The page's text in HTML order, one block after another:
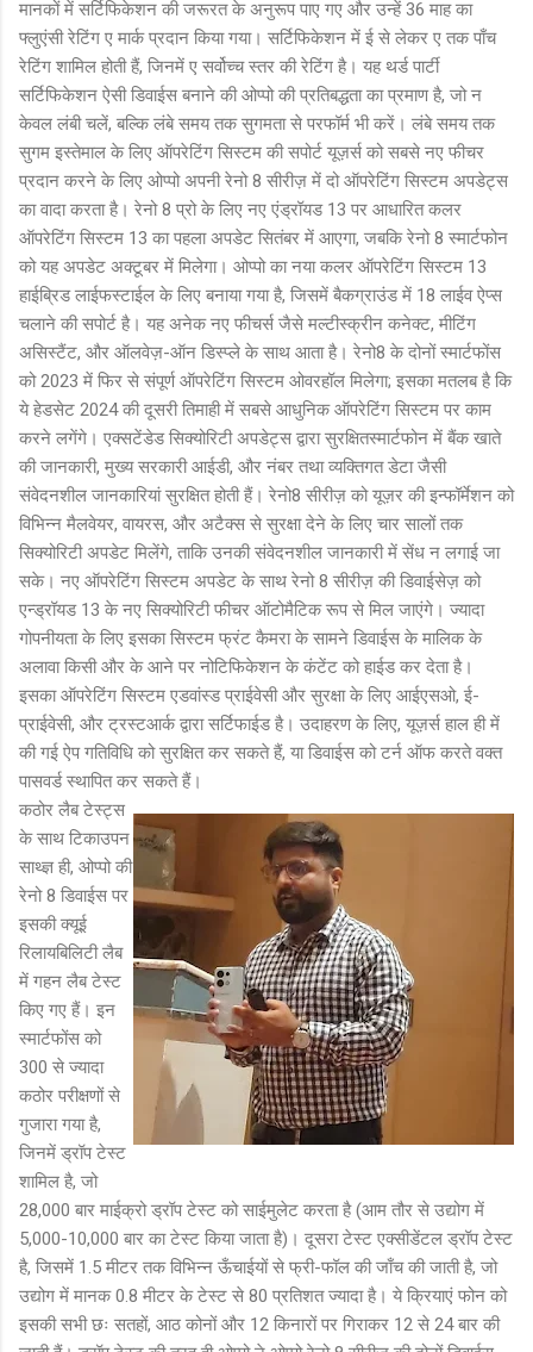
मानकों में सर्टिफिकेशन की जरूरत के अनुरूप पाए गए और उन्हें 36 माह का
फ्लुएंसी रेटिंग ए मार्क प्रदान किया गया। सर्टिफिकेशन में ई से लेकर ए तक पाँच
रेटिंग शामिल होती हैं, जिनमें ए सर्वोच्च स्तर की रेटिंग है। यह थर्ड पार्टी
सर्टिफिकेशन ऐसी डिवाईस बनाने की ओप्पो की प्रतिबद्धता का प्रमाण है, जो न
केवल लंबी चलें, बल्कि लंबे समय तक सुगमता से परफॉर्म भी करें। लंबे समय तक
सुगम इस्तेमाल के लिए ऑपरेटिंग सिस्टम की सपोर्ट यूज़र्स को सबसे नए फीचर
प्रदान करने के लिए ओप्पो अपनी रेनो 8 सीरीज़ में दो ऑपरेटिंग सिस्टम अपडेट्स
का वादा करता है। रेनो 8 प्रो के लिए नए एंड्रॉयड 13 पर आधारित कलर
ऑपरेटिंग सिस्टम 13 का पहला अपडेट सितंबर में आएगा, जबकि रेनो 8 स्मार्टफोन
को यह अपडेट अक्टूबर में मिलेगा। ओप्पो का नया कलर ऑपरेटिंग सिस्टम 13
हाईब्रिड लाईफस्टाईल के लिए बनाया गया है, जिसमें बैकग्राउंड में 18 लाईव ऐप्स
चलाने की सपोर्ट है। यह अनेक नए फीचर्स जैसे मल्टीस्क्रीन कनेक्ट, मीटिंग
असिस्टैंट, और ऑलवेज़-ऑन डिस्प्ले के साथ आता है। रेनो8 के दोनों स्मार्टफोंस
को 2023 में फिर से संपूर्ण ऑपरेटिंग सिस्टम ओवरहॉल मिलेगा; इसका मतलब है कि
ये हेडसेट 2024 की दूसरी तिमाही में सबसे आधुनिक ऑपरेटिंग सिस्टम पर काम
करने लगेंगे। एक्सटेंडेड सिक्योरिटी अपडेट्स द्वारा सुरक्षितस्मार्टफोन में बैंक खाते
की जानकारी, मुख्य सरकारी आईडी, और नंबर तथा व्यक्तिगत डेटा जैसी
संवेदनशील जानकारियां सुरक्षित होती हैं। रेनो8 सीरीज़ को यूज़र की इन्फॉर्मेशन को
विभिन्न मैलवेयर, वायरस, और अटैक्स से सुरक्षा देने के लिए चार सालों तक
सिक्योरिटी अपडेट मिलेंगे, ताकि उनकी संवेदनशील जानकारी में सेंध न लगाई जा
सके। नए ऑपरेटिंग सिस्टम अपडेट के साथ रेनो 8 सीरीज़ की डिवाईसेज़ को
एन्ड्रॉयड 13 के नए सिक्योरिटी फीचर ऑटोमैटिक रूप से मिल जाएंगे। ज्यादा
गोपनीयता के लिए इसका सिस्टम फ्रंट कैमरा के सामने डिवाईस के मालिक के
अलावा किसी और के आने पर नोटिफिकेशन के कंटेंट को हाईड कर देता है।
इसका ऑपरेटिंग सिस्टम एडवांस्ड प्राईवेसी और सुरक्षा के लिए आईएसओ, ई-
प्राईवेसी, और ट्रस्टआर्क द्वारा सर्टिफाईड है। उदाहरण के लिए, यूज़र्स हाल ही में
की गई ऐप गतिविधि को सुरक्षित कर सकते हैं, या डिवाईस को टर्न ऑफ करते वक्त
पासवर्ड स्थापित कर सकते हैं।
कठोर लैब टेस्ट्स
के साथ टिकाउपन
साथ्ज्ञ ही, ओप्पो की
रेनो 8 डिवाईस पर
इसकी क्यूई
रिलायबिलिटी लैब
में गहन लैब टेस्ट
किए गए हैं। इन
स्मार्टफोंस को
300 से ज्यादा
कठोर परीक्षणों से
गुजारा गया है,
जिनमें ड्रॉप टेस्ट
शामिल है, जो
28,000 बार माईक्रो ड्रॉप टेस्ट को साईमुलेट करता है (आम तौर से उद्योग में
5,000-10,000 बार का टेस्ट किया जाता है)। दूसरा टेस्ट एक्सीडेंटल ड्रॉप टेस्ट
है, जिसमें 1.5 मीटर तक विभिन्न ऊँचाईयों से फ्री-फॉल की जाँच की जाती है, जो
उद्योग में मानक 0.8 मीटर के टेस्ट से 80 प्रतिशत ज्यादा है। ये क्रियाएं फोन को
इसकी सभी छः सतहों, आठ कोनों और 12 किनारों पर गिराकर 12 से 24 बार की